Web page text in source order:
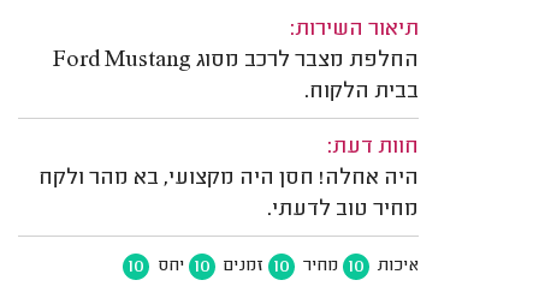
תיאור השירות:
החלפת מצבר לרכב מסוג Ford Mustang
בבית הלקוח.
חוות דעת:
היה אחלה! חסן היה מקצועי, בא מהר ולקח
מחיר טוב לדעתי.
איכות 10 מחיר 10 זמנים 10 יחס 10